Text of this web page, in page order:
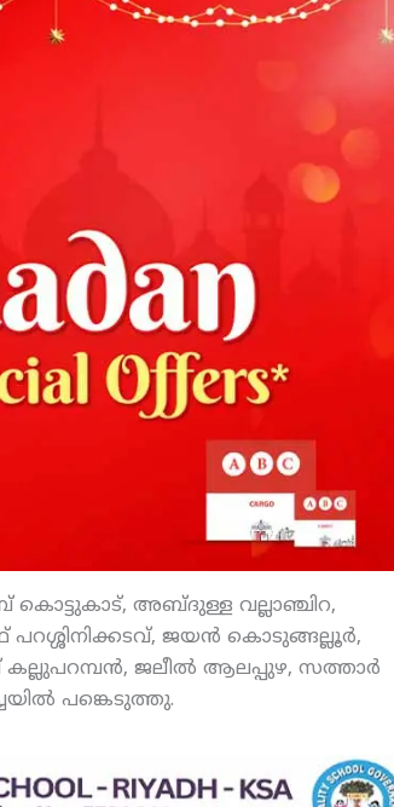
കൊട്ടുകാട്, അബ്ദുള്ള വല്ലാഞ്ചിറ,
ജയന്‍ കൊടുങ്ങല്ലൂര്‍,
കല്ലുപറമ്പന്‍, ജലീല്‍ ആലപ്പുഴ, സത്താര്‍
പങ്കെടുത്തു.